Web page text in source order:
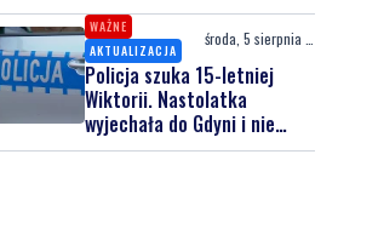
WAŻNE
AKTUALIZACJA
Policja szuka 15-letniej
Wiktorii. Nastolatka
wyjechała do Gdyni i nie
wróciła